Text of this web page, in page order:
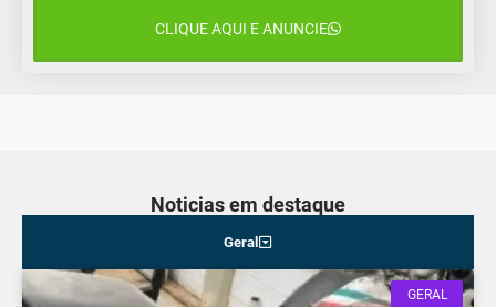
CLIQUE AQUI E ANUNCIE
Noticias em destaque
Geral
GERAL